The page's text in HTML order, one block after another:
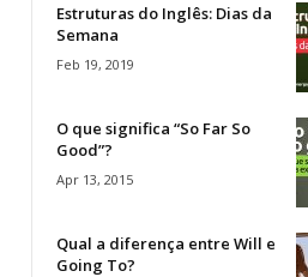
Estruturas do Inglês: Dias da
Semana
Feb 19, 2019
O que significa “So Far So
Good”?
Apr 13, 2015
Qual a diferença entre Will e
Going To?